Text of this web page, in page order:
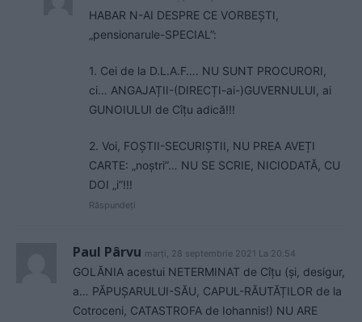
HABAR N-AI DESPRE CE VORBEȘTI,
„pensionarule-SPECIAL”:
1. Cei de la D.L.A.F…. NU SUNT PROCURORI,
ci… ANGAJAȚII-(DIRECȚI-ai-)GUVERNULUI, ai
GUNOIULUI de Cîțu adică!!!
2. Voi, FOȘTII-SECURIȘTII, NU PREA AVEȚI
CARTE: „noștri”… NU SE SCRIE, NICIODATĂ, CU
DOI „i”!!!
Răspundeți
Paul Pârvu marți, 28 septembrie 2021 La 20.54
GOLĂNIA acestui NETERMINAT de Cîțu (și, desigur,
a… PĂPUȘARULUI-SĂU, CAPUL-RĂUTĂȚILOR de la
Cotroceni, CATASTROFA de Iohannis!) NU ARE